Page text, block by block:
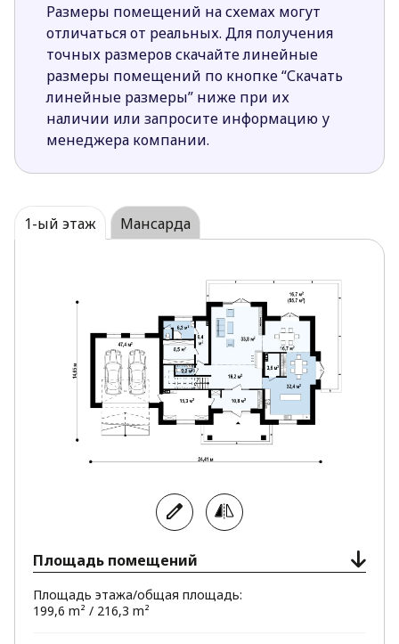
Размеры помещений на схемах могут
отличаться от реальных. Для получения
точных размеров скачайте линейные
размеры помещений по кнопке “Скачать
линейные размеры” ниже при их
наличии или запросите информацию у
менеджера компании.
1-ый этаж Мансарда
Площадь помещений
Площадь этажа/общая площадь:
199,6 m² / 216,3 m²